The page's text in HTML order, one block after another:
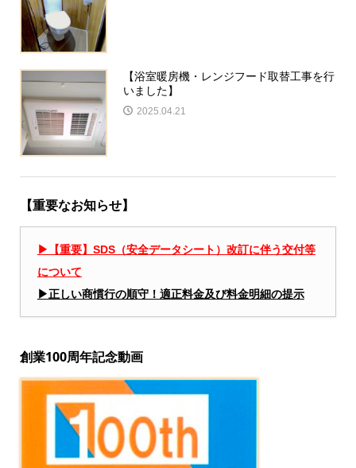
【浴室暖房機・レンジフード取替工事を行
いました】
2025.04.21
【重要なお知らせ】
▶︎【重要】SDS（安全データシート）改訂に伴う交付等
について
▶︎正しい商慣行の順守！適正料金及び料金明細の提示
創業100周年記念動画